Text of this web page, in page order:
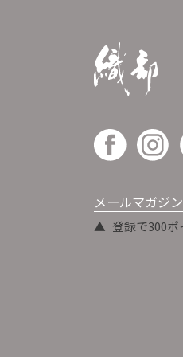
メールマガジ
登録で300ポ